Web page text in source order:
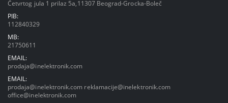
Četvrtog jula 1 prilaz 5a,11307 Beograd-Grocka-Boleč
PIB:
112840329
MB:
21750611
EMAIL:
prodaja@inelektronik.com
EMAIL:
prodaja@inelektronik.com reklamacije@inelektronik.com
office@inelektronik.com